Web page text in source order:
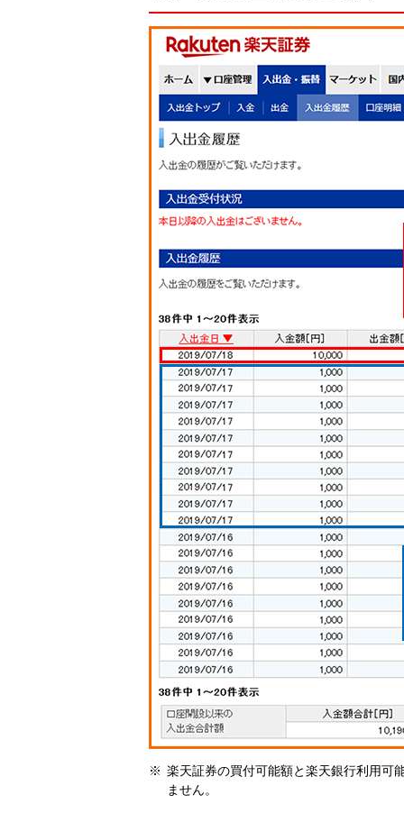
楽天証券の買付可能額と楽天銀行利用可
ません。